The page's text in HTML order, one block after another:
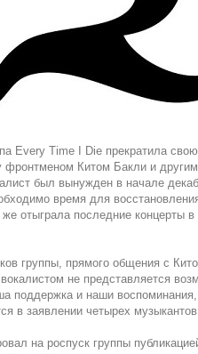
Every Time I Die прекратила
фронтменом Китом Бакли и
был вынужден в начале
время для
отыграла последние концерты
группы, прямого общения с
не представляется
поддержка и наши
в заявлении четырех
на роспуск группы